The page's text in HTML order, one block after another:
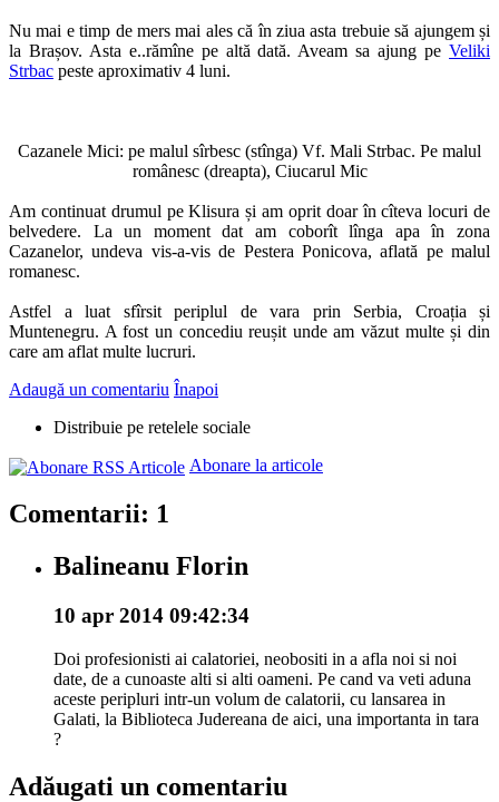
Nu mai e timp de mers mai ales că în ziua asta trebuie să ajungem și
la Brașov. Asta e..rămîne pe altă dată. Aveam sa ajung pe Veliki
Strbac peste aproximativ 4 luni.
Cazanele Mici: pe malul sîrbesc (stînga) Vf. Mali Strbac. Pe malul
românesc (dreapta), Ciucarul Mic
Am continuat drumul pe Klisura și am oprit doar în cîteva locuri de
belvedere. La un moment dat am coborît lînga apa în zona
Cazanelor, undeva vis-a-vis de Pestera Ponicova, aflată pe malul
romanesc.
Astfel a luat sfîrsit periplul de vara prin Serbia, Croația și
Muntenegru. A fost un concediu reușit unde am văzut multe și din
care am aflat multe lucruri.
Adaugă un comentariu Înapoi
Distribuie pe retelele sociale
Abonare la articole
Comentarii: 1
Balineanu Florin
10 apr 2014 09:42:34
Doi profesionisti ai calatoriei, neobositi in a afla noi si noi
date, de a cunoaste alti si alti oameni. Pe cand va veti aduna
aceste peripluri intr-un volum de calatorii, cu lansarea in
Galati, la Biblioteca Judereana de aici, una importanta in tara
?
Adăugati un comentariu